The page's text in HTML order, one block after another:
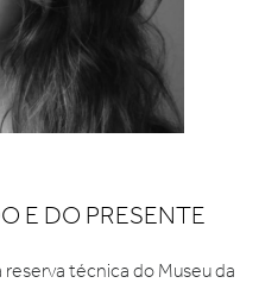
E DO PRESENTE
técnica do Museu da